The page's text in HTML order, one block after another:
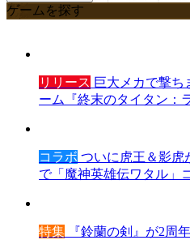
ゲームを探す
リリース 巨大メカで撃ち
ーム『終末のタイタン：
コラボ ついに虎王＆影虎
で「魔神英雄伝ワタル」
特集 『鈴蘭の剣』が2周